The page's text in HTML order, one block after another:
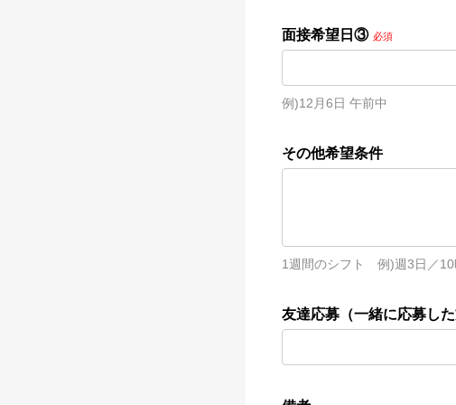
面接希望日③ 必須
例)12月6日 午前中
その他希望条件
1週間のシフト　例)週3日／
友達応募（一緒に応募した